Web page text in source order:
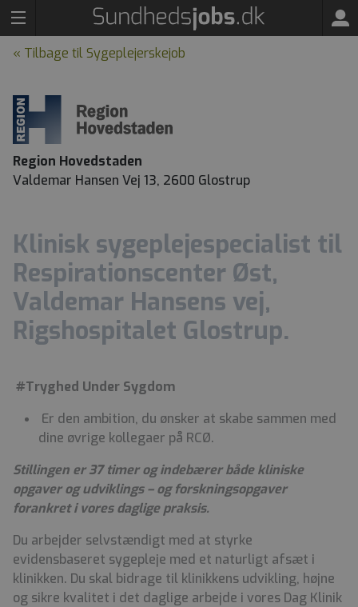
« Tilbage til Sygeplejerskejob
Region Hovedstaden
Valdemar Hansen Vej 13, 2600 Glostrup
Klinisk sygeplejespecialist til
Respirationscenter Øst,
Valdemar Hansens vej,
Rigshospitalet Glostrup.
#Tryghed Under Sygdom
Er den ambition, du ønsker at skabe sammen med
dine øvrige kollegaer på RCØ.
Stillingen er 37 timer og indebærer både kliniske
opgaver og udviklings – og forskningsopgaver
forankret i vores daglige praksis.
Du arbejder selvstændigt med at styrke
evidensbaseret sygepleje med et naturligt afsæt i
klinikken. Du skal bidrage til klinikkens udvikling, højne
og sikre kvalitet i det daglige arbejde i vores Dag Klinik